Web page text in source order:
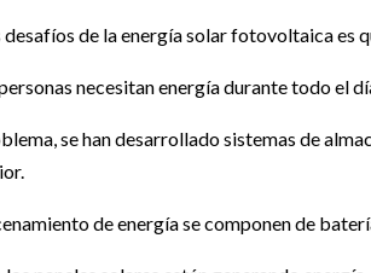
de la energía solar fotovoltaica es
necesitan energía durante todo el
se han desarrollado sistemas de
de energía se componen de